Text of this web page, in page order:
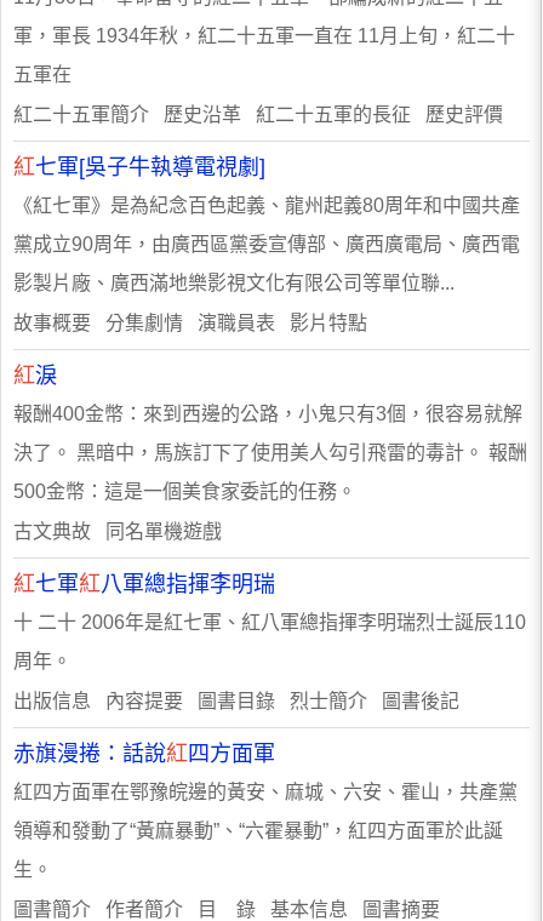
軍，軍長 1934年秋，紅二十五軍一直在 11月上旬，紅二十
五軍在
紅二十五軍簡介 歷史沿革 紅二十五軍的長征 歷史評價
紅七軍[吳子牛執導電視劇]
《紅七軍》是為紀念百色起義、龍州起義80周年和中國共產
黨成立90周年，由廣西區黨委宣傳部、廣西廣電局、廣西電
影製片廠、廣西滿地樂影視文化有限公司等單位聯...
故事概要 分集劇情 演職員表 影片特點
紅淚
報酬400金幣：來到西邊的公路，小鬼只有3個，很容易就解
決了。 黑暗中，馬族訂下了使用美人勾引飛雷的毒計。 報酬
500金幣：這是一個美食家委託的任務。
古文典故 同名單機遊戲
紅七軍紅八軍總指揮李明瑞
十 二十 2006年是紅七軍、紅八軍總指揮李明瑞烈士誕辰110
周年。
出版信息 內容提要 圖書目錄 烈士簡介 圖書後記
赤旗漫捲：話說紅四方面軍
紅四方面軍在鄂豫皖邊的黃安、麻城、六安、霍山，共產黨
領導和發動了“黃麻暴動”、“六霍暴動”，紅四方面軍於此誕
生。
圖書簡介 作者簡介 目 錄 基本信息 圖書摘要